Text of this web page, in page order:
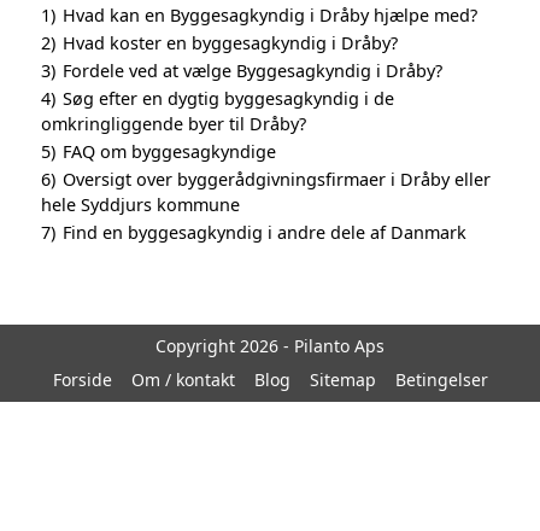
1) Hvad kan en Byggesagkyndig i Dråby hjælpe med?
2) Hvad koster en byggesagkyndig i Dråby?
3) Fordele ved at vælge Byggesagkyndig i Dråby?
4) Søg efter en dygtig byggesagkyndig i de
omkringliggende byer til Dråby?
5) FAQ om byggesagkyndige
6) Oversigt over byggerådgivningsfirmaer i Dråby eller
hele Syddjurs kommune
7) Find en byggesagkyndig i andre dele af Danmark
Copyright 2026 - Pilanto Aps
Forside
Om / kontakt Blog Sitemap Betingelser